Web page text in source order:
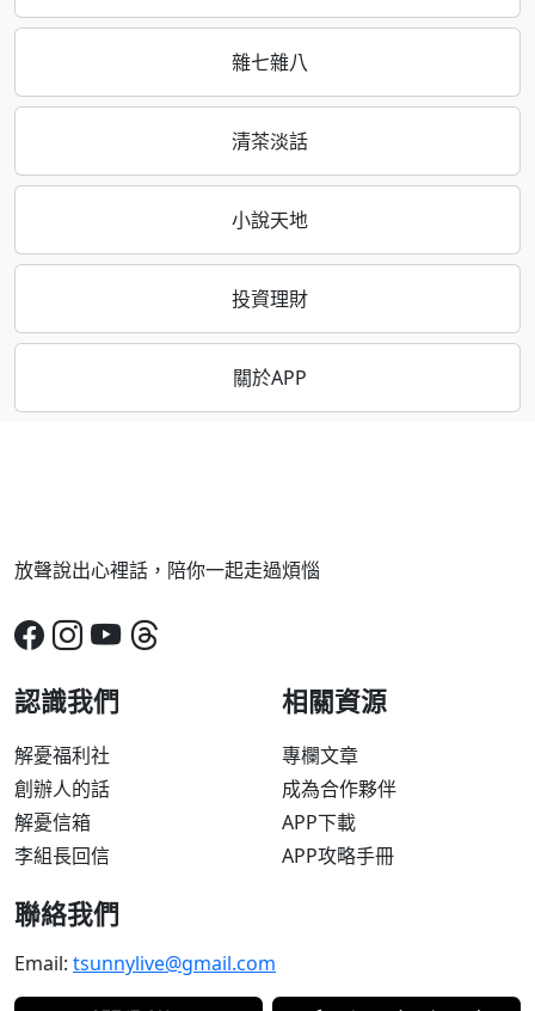
雜七雜八
清茶淡話
小說天地
投資理財
關於APP
放聲說出心裡話，陪你一起走過煩惱
認識我們
解憂福利社
創辦人的話
解憂信箱
李組長回信
相關資源
專欄文章
成為合作夥伴
APP下載
APP攻略手冊
聯絡我們
Email: tsunnylive@gmail.com